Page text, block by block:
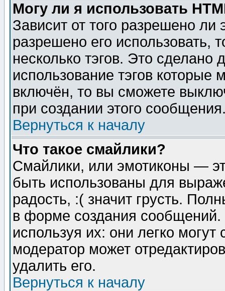
Могу ли я использовать
Зависит от того разрешено
разрешено его использовать,
несколько тэгов. Это сделано
использование тэгов
включён, то вы сможете
при создании этого
Вернуться к началу
Что такое смайлики?
Смайлики, или эмотиконы —
быть использованы для
радость, :( значит грусть.
в форме создания сообщений.
используя их: они легко
модератор может
удалить его.
Вернуться к началу